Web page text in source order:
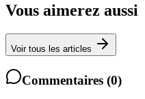
Vous aimerez aussi
Voir tous les articles
Commentaires (0)